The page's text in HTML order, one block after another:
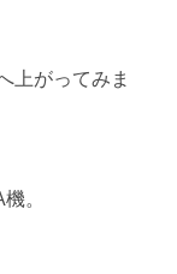
上がってみま
。